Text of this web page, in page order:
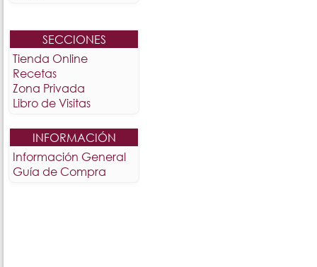
SECCIONES
Tienda Online
Recetas
Zona Privada
Libro de Visitas
INFORMACIÓN
Información General
Guía de Compra